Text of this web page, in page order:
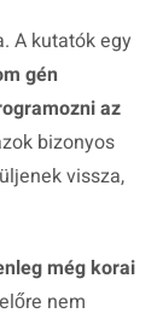
A kutatók egy
gén
az
bizonyos
vissza,
még korai
nem